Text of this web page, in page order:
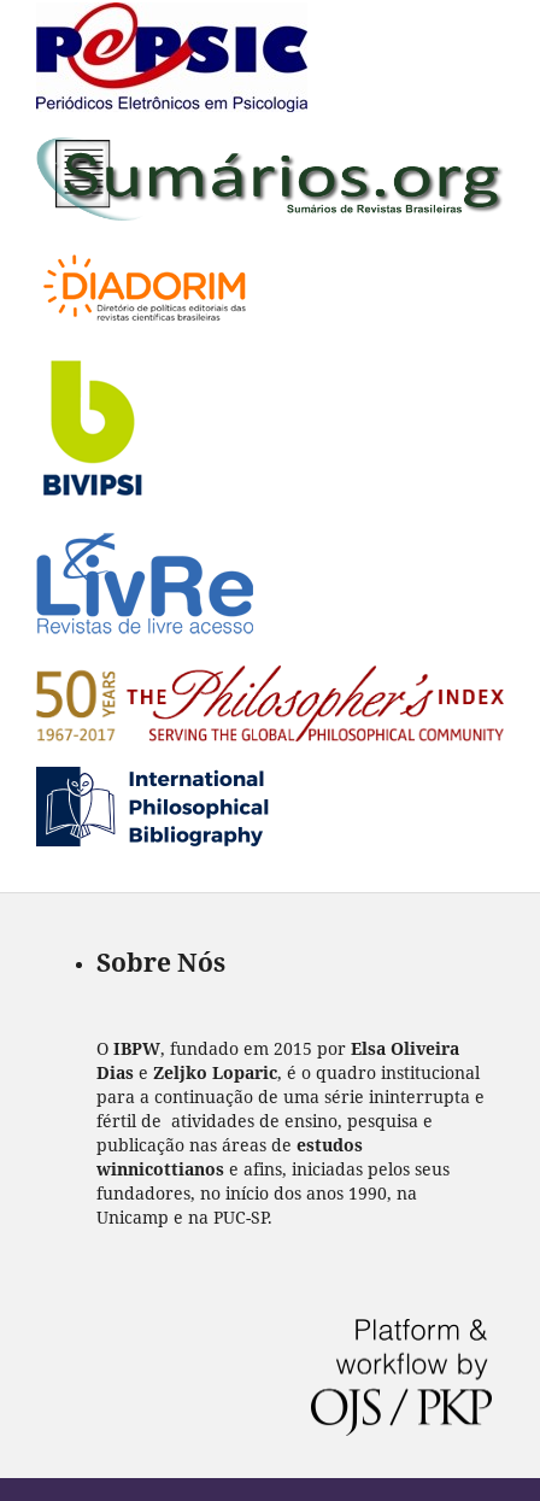
Sobre Nós
O IBPW, fundado em 2015 por Elsa Oliveira
Diase Zeljko Loparic, é o quadro institucional
para a continuação de uma série ininterrupta e
fértil de atividades de ensino, pesquisa e
publicação nas áreas de estudos
winnicottianose afins, iniciadas pelos seus
fundadores, no início dos anos 1990, na
Unicamp e na PUC-SP.